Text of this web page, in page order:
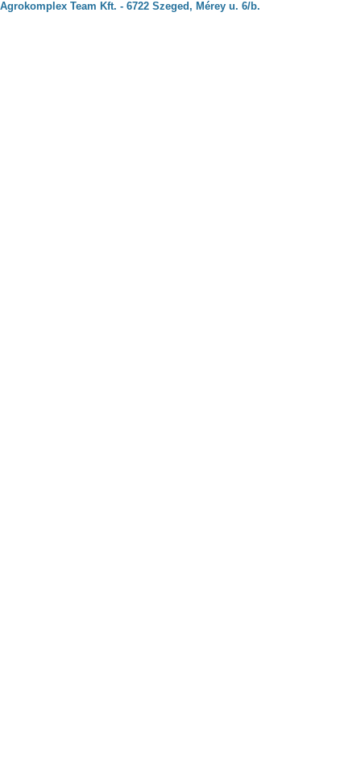
Agrokomplex Team Kft. - 6722 Szeged, Mérey u. 6/b.